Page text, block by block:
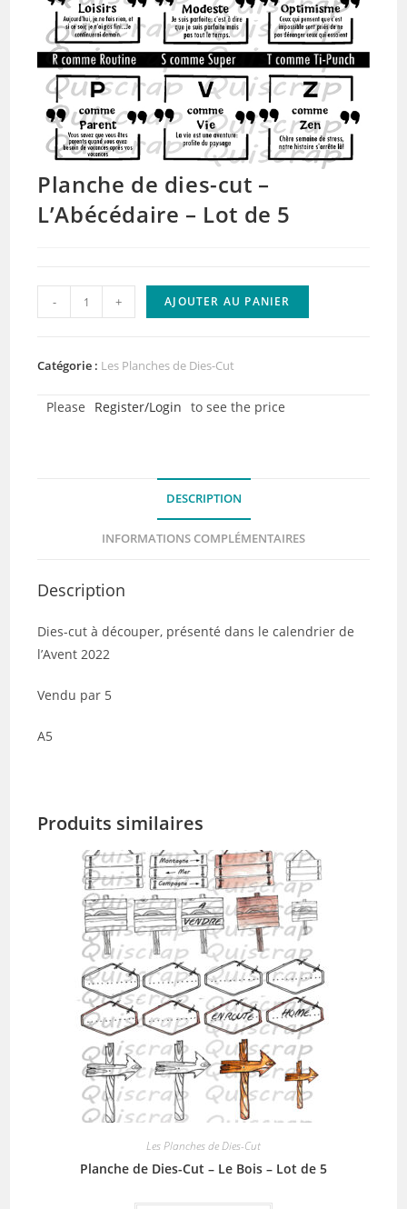
Planche de dies-cut –
L’Abécédaire – Lot de 5
quantité
de
de
cut
- + AJOUTER AU PANIER
Catégorie : Les Planches de Dies-Cut
Please Register/Login to see the price
DESCRIPTION
INFORMATIONS COMPLÉMENTAIRES
Description
Dies-cut à découper, présenté dans le calendrier de
l’Avent 2022
Vendu par 5
A5
Produits similaires
Les Planches de Dies-Cut
Planche de Dies-Cut – Le Bois – Lot de 5